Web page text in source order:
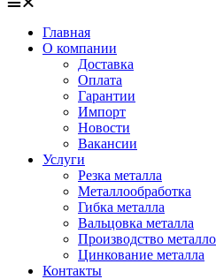
Главная
О компании
Доставка
Оплата
Гарантии
Импорт
Новости
Вакансии
Услуги
Резка металла
Металлообработка
Гибка металла
Вальцовка металла
Производство
Цинкование металла
Контакты